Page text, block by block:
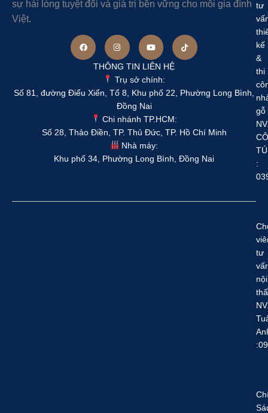
sự hài lòng tuyệt đối và giá trị bền vững cho mỗi gia đình
Việt.
THÔNG TIN LIÊN HỆ
Trụ sở chính:
Số 81, đường Điểu Xiển, Tổ 8, Khu phố 22, Phường Long Bình,
Đồng Nai
Chi nhánh TP.HCM:
Số 28, Thảo Điền, TP. Thủ Đức, TP. Hồ Chí Minh
Nhà máy:
Khu phố 34, Phường Long Bình, Đồng Nai
tư
kế
&
thi
gỗ
TÚ
:
tư
nội